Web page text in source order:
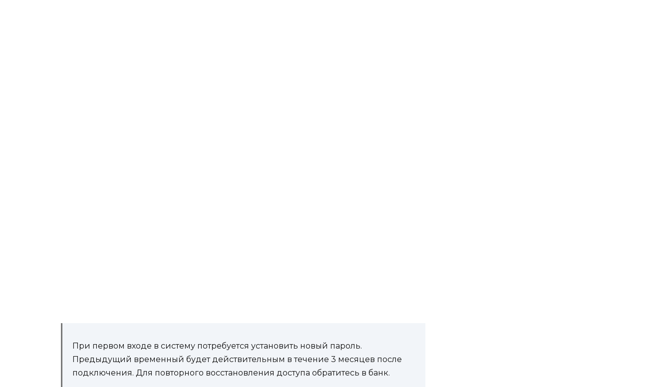
При первом входе в систему потребуется установить новый пароль.
Предыдущий временный будет действительным в течение 3 месяцев после
подключения. Для повторного восстановления доступа обратитесь в банк.